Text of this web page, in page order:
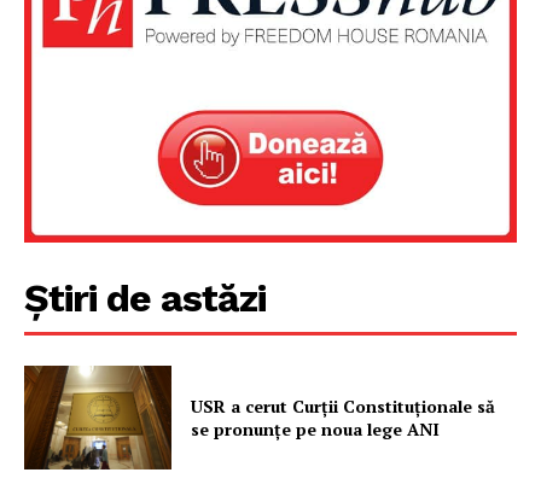
Știri de astăzi
USR a cerut Curții Constituționale să
se pronunțe pe noua lege ANI